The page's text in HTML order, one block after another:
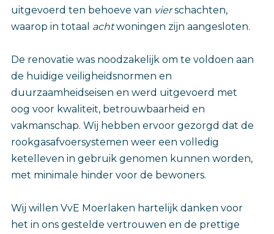
uitgevoerd ten behoeve van vierschachten,
waarop in totaal achtwoningen zijn aangesloten.
De renovatie was noodzakelijk om te voldoen aan
de huidige veiligheidsnormen en
duurzaamheidseisen en werd uitgevoerd met
oog voor kwaliteit, betrouwbaarheid en
vakmanschap. Wij hebben ervoor gezorgd dat de
rookgasafvoersystemen weer een volledig
ketelleven in gebruik genomen kunnen worden,
met minimale hinder voor de bewoners.
Wij willen VvE Moerlaken hartelijk danken voor
het in ons gestelde vertrouwen en de prettige